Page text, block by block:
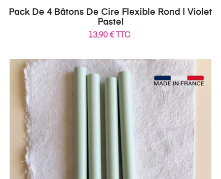
Pack De 4 Bâtons De Cire Flexible Rond | Violet
Pastel
13,90 € TTC